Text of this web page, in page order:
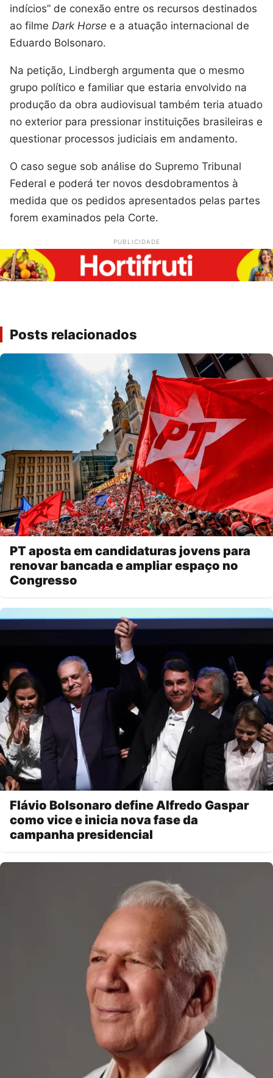
indícios” de conexão entre os recursos destinados
ao filme Dark Horse e a atuação internacional de
Eduardo Bolsonaro.
Na petição, Lindbergh argumenta que o mesmo
grupo político e familiar que estaria envolvido na
produção da obra audiovisual também teria atuado
no exterior para pressionar instituições brasileiras e
questionar processos judiciais em andamento.
O caso segue sob análise do Supremo Tribunal
Federal e poderá ter novos desdobramentos à
medida que os pedidos apresentados pelas partes
forem examinados pela Corte.
PUBLICIDADE
Posts relacionados
PT aposta em candidaturas jovens para
renovar bancada e ampliar espaço no
Congresso
Flávio Bolsonaro define Alfredo Gaspar
como vice e inicia nova fase da
campanha presidencial